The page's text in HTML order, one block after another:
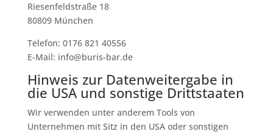
Riesenfeldstraße 18
80809 München
Telefon: 0176 821 40556
E-Mail: info@buris-bar.de
Hinweis zur Datenweitergabe in
die USA und sonstige Drittstaaten
Wir verwenden unter anderem Tools von
Unternehmen mit Sitz in den USA oder sonstigen